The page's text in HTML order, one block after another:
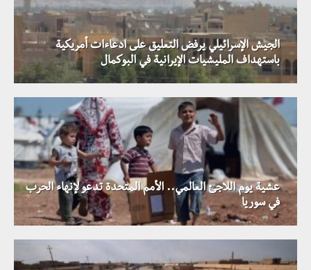
الجيش الإسرائيلي يرفض التعليق على ادعاءات أمريكية
باستهداف المليشيات الإيرانية في البوكمال
عشية يوم اللاجئ العالمي.. الأمم المتحدة تدعو لإنهاء الحرب
في سوريا